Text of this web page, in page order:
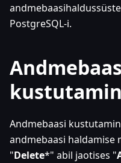
PostgreSQL-i.
Andmebaasi
andmebaasi haldamise
"Delete*" abil jaotises "